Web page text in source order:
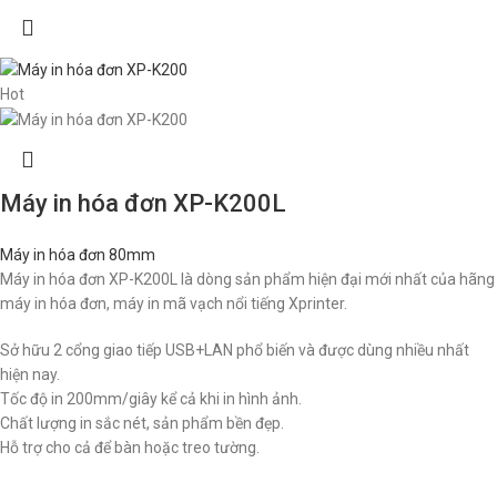
Hot
Máy in hóa đơn XP-K200L
Máy in hóa đơn 80mm
Máy in hóa đơn XP-K200L là dòng sản phẩm hiện đại mới nhất của hãng
máy in hóa đơn, máy in mã vạch nổi tiếng Xprinter.
Sở hữu 2 cổng giao tiếp USB+LAN phổ biến và được dùng nhiều nhất
hiện nay.
Tốc độ in 200mm/giây kể cả khi in hình ảnh.
Chất lượng in sắc nét, sản phẩm bền đẹp.
Hỗ trợ cho cả để bàn hoặc treo tường.